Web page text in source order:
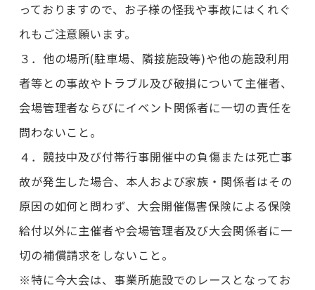
っておりますので、お子様の怪我や事故にはくれぐ
れもご注意願います。
３．他の場所(駐車場、隣接施設等)や他の施設利用
者等との事故やトラブル及び破損について主催者、
会場管理者ならびにイベント関係者に一切の責任を
問わないこと。
４．競技中及び付帯行事開催中の負傷または死亡事
故が発生した場合、本人および家族・関係者はその
原因の如何と問わず、大会開催傷害保険による保険
給付以外に主催者や会場管理者及び大会関係者に一
切の補償請求をしないこと。
※特に今大会は、事業所施設でのレースとなってお